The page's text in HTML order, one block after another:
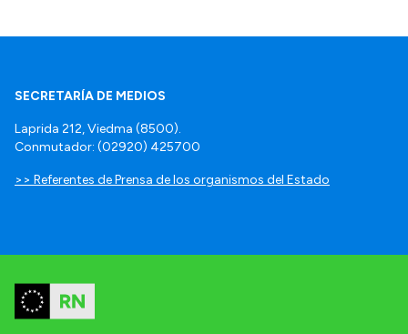
SECRETARÍA DE MEDIOS
Laprida 212, Viedma (8500).
Conmutador: (02920) 425700
>> Referentes de Prensa de los organismos del Estado